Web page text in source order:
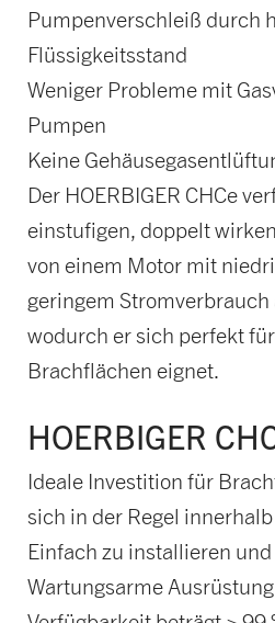
Pumpenverschleiß durch
Flüssigkeitsstand
Weniger Probleme mit
Pumpen
Keine
Der HOERBIGER CHCe
einstufigen, doppelt
von einem Motor mit
geringem
wodurch er sich perfekt
Brachflächen eignet.
HOERBIGER
Ideale Investition für
sich in der Regel
Einfach zu installieren
Wartungsarme